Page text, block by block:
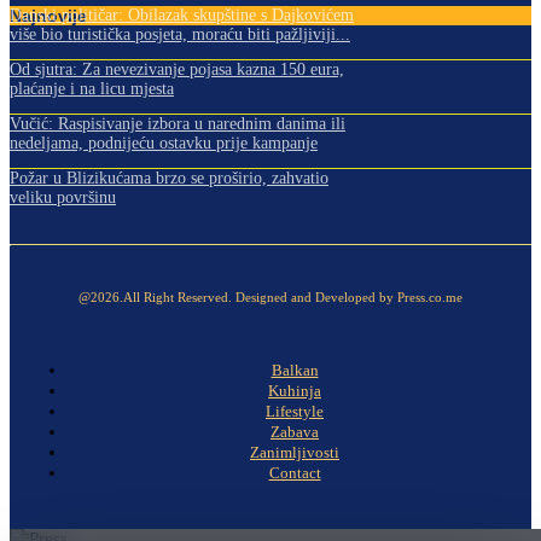
Najnovije
Danski političar: Obilazak skupštine s Dajkovićem
više bio turistička posjeta, moraću biti pažljiviji...
Od sjutra: Za nevezivanje pojasa kazna 150 eura,
plaćanje i na licu mjesta
Vučić: Raspisivanje izbora u narednim danima ili
nedeljama, podnijeću ostavku prije kampanje
Požar u Blizikućama brzo se proširio, zahvatio
veliku površinu
@2026.All Right Reserved. Designed and Developed by Press.co.me
Balkan
Kuhinja
Lifestyle
Zabava
Zanimljivosti
Contact